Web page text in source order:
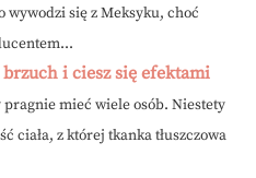
wywodzi się z Meksyku, choć
i ciesz się efektami
mieć wiele osób. Niestety
ciała, z której tkanka tłuszczowa